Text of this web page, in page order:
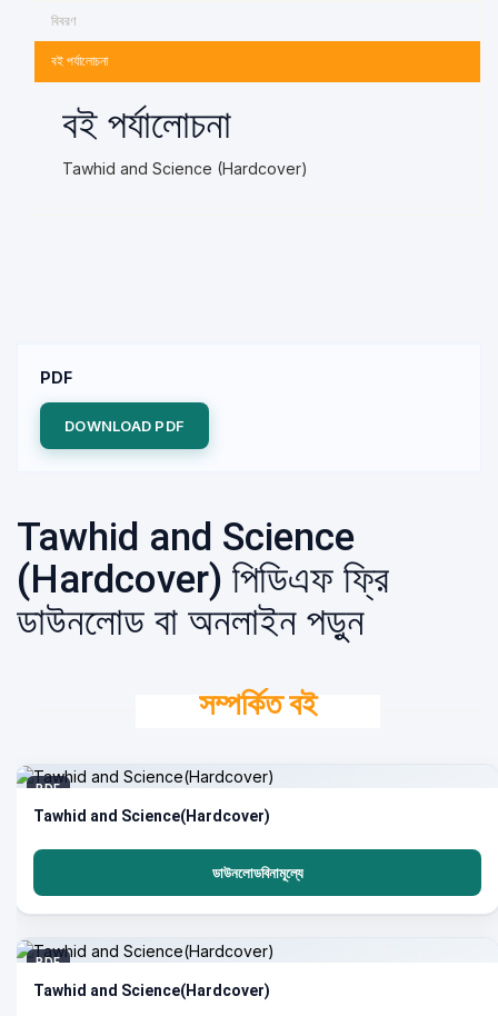
বিবরণ
বই পর্যালোচনা
বই পর্যালোচনা
Tawhid and Science (Hardcover)
PDF
DOWNLOAD PDF
Tawhid and Science
(Hardcover) পিডিএফ ফ্রি
ডাউনলোড বা অনলাইন পড়ুন
সম্পর্কিত বই
PDF
Tawhid and Science(Hardcover)
ডাউনলোডবিনামূল্যে
PDF
Tawhid and Science(Hardcover)